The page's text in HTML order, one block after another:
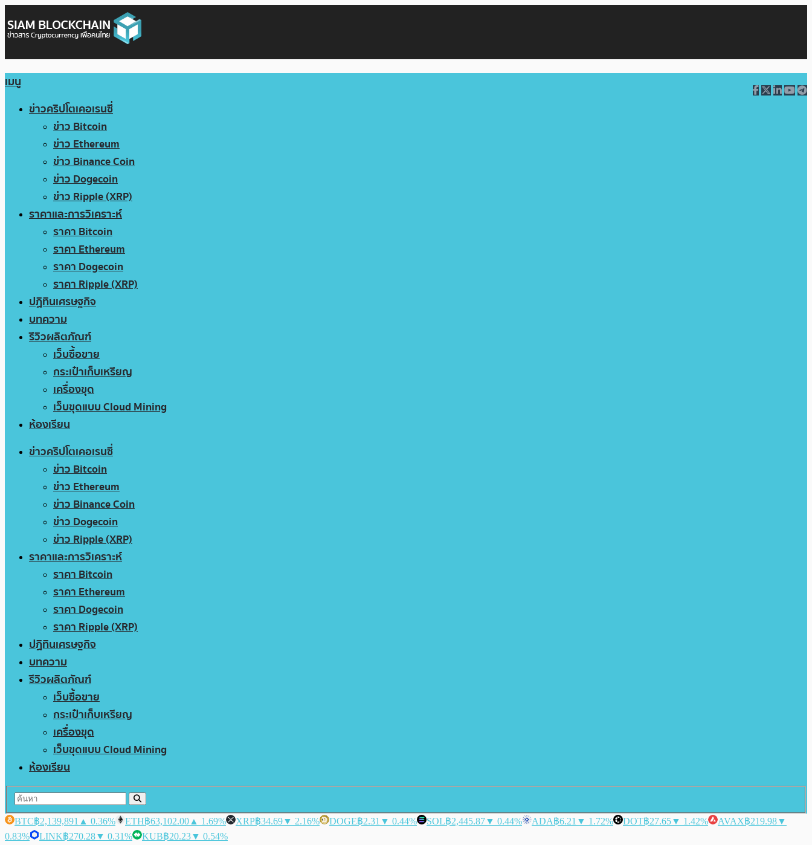
เมนู
ข่าวคริปโตเคอเรนซี่
ข่าว Bitcoin
ข่าว Ethereum
ข่าว Binance Coin
ข่าว Dogecoin
ข่าว Ripple (XRP)
ราคาและการวิเคราะห์
ราคา Bitcoin
ราคา Ethereum
ราคา Dogecoin
ราคา Ripple (XRP)
ปฏิทินเศรษฐกิจ
บทความ
รีวิวผลิตภัณฑ์
เว็บซื้อขาย
กระเป๋าเก็บเหรียญ
เครื่องขุด
เว็บขุดแบบ Cloud Mining
ห้องเรียน
ข่าวคริปโตเคอเรนซี่
ข่าว Bitcoin
ข่าว Ethereum
ข่าว Binance Coin
ข่าว Dogecoin
ข่าว Ripple (XRP)
ราคาและการวิเคราะห์
ราคา Bitcoin
ราคา Ethereum
ราคา Dogecoin
ราคา Ripple (XRP)
ปฏิทินเศรษฐกิจ
บทความ
รีวิวผลิตภัณฑ์
เว็บซื้อขาย
กระเป๋าเก็บเหรียญ
เครื่องขุด
เว็บขุดแบบ Cloud Mining
ห้องเรียน
BTC฿2,139,891 ▲ 0.36% ETH฿63,102.00 ▲ 1.69% XRP฿34.69▼ 2.16% DOGE฿2.31 ▼ 0.44% SOL฿2,445.87▼ 0.44% ADA฿6.21 ▼ 1.72% DOT฿27.65▼ 1.42% AVAX฿219.98▼
0.83%
LINK฿270.28▼ 0.31% KUB฿20.23▼ 0.54%